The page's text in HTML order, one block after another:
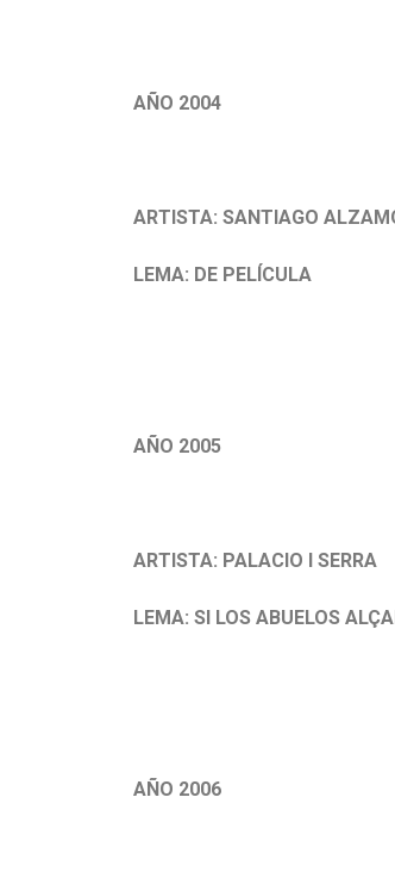
AÑO 2004
ARTISTA: SANTIAGO
LEMA: DE PELÍCULA
AÑO 2005
ARTISTA: PALACIO I SERRA
LEMA: SI LOS ABUELOS
AÑO 2006